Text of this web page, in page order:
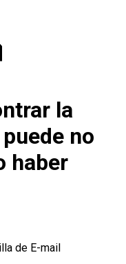
la
no
haber
de E-mail